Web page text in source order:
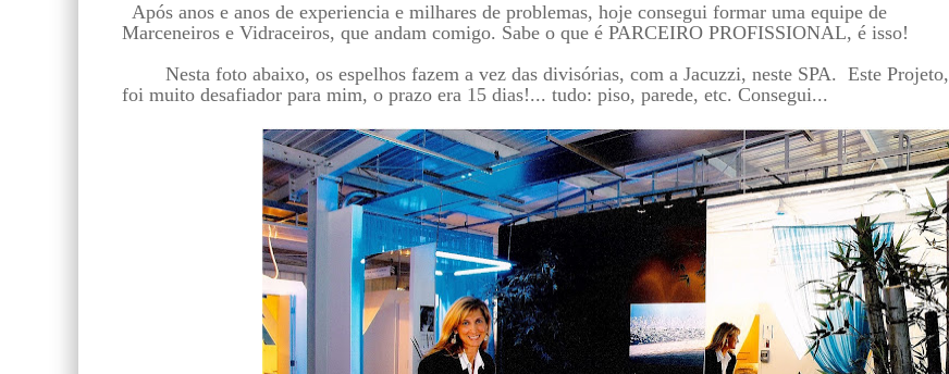
Após anos e anos de experiencia e milhares de problemas, hoje consegui formar uma equipe de
Marceneiros e Vidraceiros, que andam comigo. Sabe o que é PARCEIRO PROFISSIONAL, é isso!
Nesta foto abaixo, os espelhos fazem a vez das divisórias, com a Jacuzzi, neste SPA. Este Projeto,
foi muito desafiador para mim, o prazo era 15 dias!... tudo: piso, parede, etc. Consegui...